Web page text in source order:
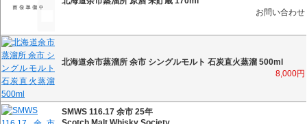
お問い合わせ
北海道余市蒸溜所 余市 シングルモルト 石炭直火蒸溜 500ml
8,000円
SMWS 116.17 余市 25年